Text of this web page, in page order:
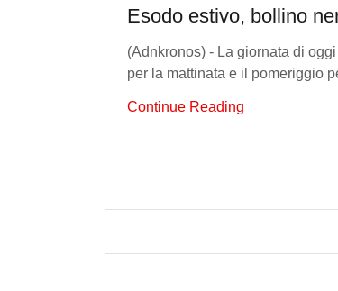
Esodo estivo, bollino
(Adnkronos) - La giornata di
per la mattinata e il pomeriggio
Continue Reading